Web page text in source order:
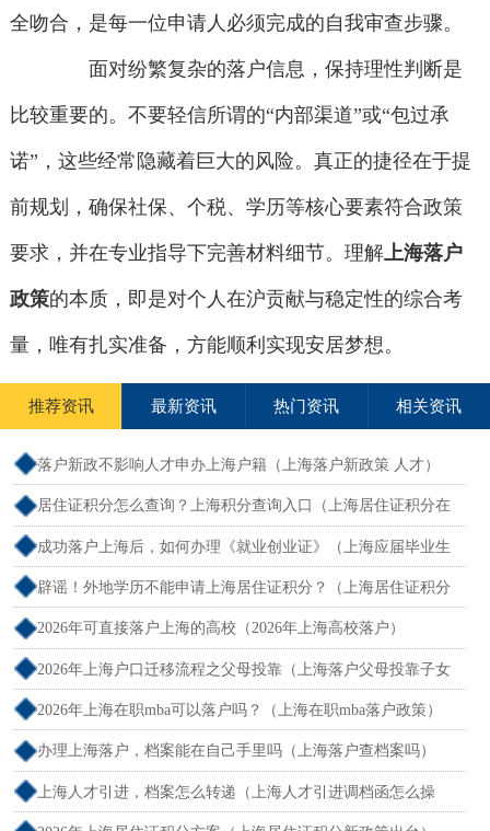
全吻合，是每一位申请人必须完成的自我审查步骤。
面对纷繁复杂的落户信息，保持理性判断是
比较重要的。不要轻信所谓的“内部渠道”或“包过承
诺”，这些经常隐藏着巨大的风险。真正的捷径在于提
前规划，确保社保、个税、学历等核心要素符合政策
要求，并在专业指导下完善材料细节。理解上海落户
政策的本质，即是对个人在沪贡献与稳定性的综合考
量，唯有扎实准备，方能顺利实现安居梦想。
推荐资讯 最新资讯 热门资讯 相关资讯
落户新政不影响人才申办上海户籍（上海落户新政策 人才）
居住证积分怎么查询？上海积分查询入口（上海居住证积分在
哪查）
成功落户上海后，如何办理《就业创业证》（上海应届毕业生
创业落户）
辟谣！外地学历不能申请上海居住证积分？（上海居住证积分
外地大专可以吗）
2026年可直接落户上海的高校（2026年上海高校落户）
2026年上海户口迁移流程之父母投靠（上海落户父母投靠子女
需多长时间）
2026年上海在职mba可以落户吗？（上海在职mba落户政策）
办理上海落户，档案能在自己手里吗（上海落户查档案吗）
上海人才引进，档案怎么转递（上海人才引进调档函怎么操